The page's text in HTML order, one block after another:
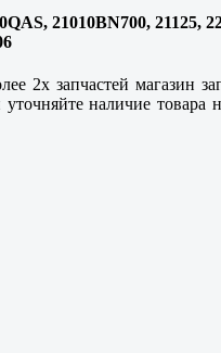
21010BN700, 21125,
запчастей магазин
наличие товара